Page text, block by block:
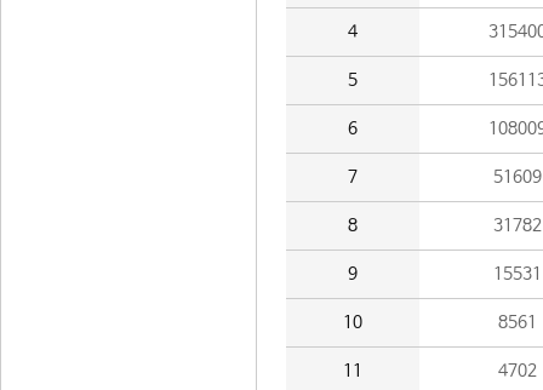
4
5
6
7 51609
8 31782
9 15531
10 8561
11 4702